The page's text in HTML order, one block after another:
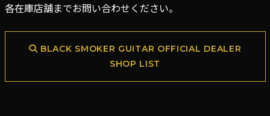
各在庫店舗までお問い合わせください。
BLACK SMOKER GUITAR OFFICIAL DEALER
SHOP LIST